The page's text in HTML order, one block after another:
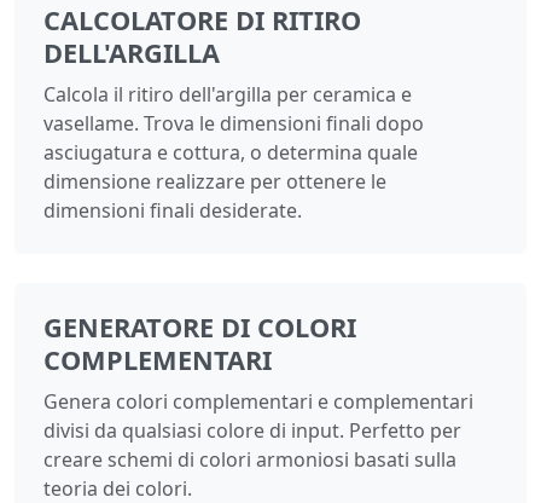
CALCOLATORE DI RITIRO
DELL'ARGILLA
Calcola il ritiro dell'argilla per ceramica e
vasellame. Trova le dimensioni finali dopo
asciugatura e cottura, o determina quale
dimensione realizzare per ottenere le
dimensioni finali desiderate.
GENERATORE DI COLORI
COMPLEMENTARI
Genera colori complementari e complementari
divisi da qualsiasi colore di input. Perfetto per
creare schemi di colori armoniosi basati sulla
teoria dei colori.